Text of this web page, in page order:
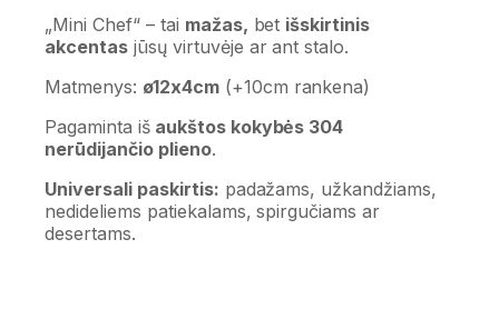
„Mini Chef“ – tai mažas, bet išskirtinis
akcentasjūsų virtuvėje ar ant stalo.
Matmenys: ø12x4cm(+10cm rankena)
Pagaminta išaukštos kokybės 304
nerūdijančio plieno.
Universali paskirtis: padažams, užkandžiams,
nedideliems patiekalams, spirgučiams ar
desertams.